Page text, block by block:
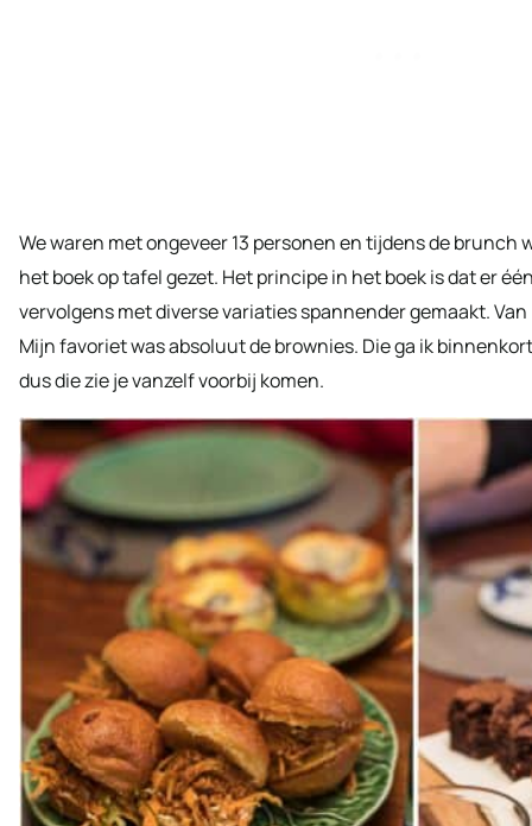
We waren met ongeveer 13 personen en tijdens de brunch
het boek op tafel gezet. Het principe in het boek is dat er
vervolgens met diverse variaties spannender gemaakt.
Mijn favoriet was absoluut de brownies. Die ga ik
dus die zie je vanzelf voorbij komen.